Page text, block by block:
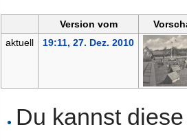
Version vom
aktuell
19:11, 27. Dez. 2010
Du kannst